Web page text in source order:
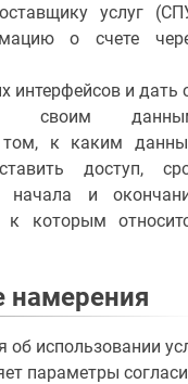
услуг
о счете
и дать
к каким
доступ,
начала и
к которым
намерения
использовании
параметры